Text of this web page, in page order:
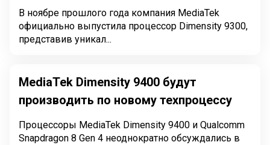
В ноябре прошлого года компания MediaTek
официально выпустила процессор Dimensity 9300,
представив уникал...
MediaTek Dimensity 9400 будут
производить по новому техпроцессу
Процессоры MediaTek Dimensity 9400 и Qualcomm
Snapdragon 8 Gen 4 неоднократно обсуждались в